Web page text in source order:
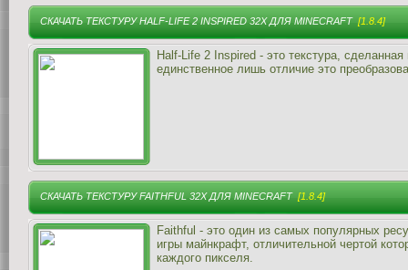
СКАЧАТЬ ТЕКСТУРУ HALF-LIFE 2 INSPIRED 32X ДЛЯ MINECRAFT [1.8.4]
Half-Life 2 Inspired - это текстура,
единственное лишь отличие это
СКАЧАТЬ ТЕКСТУРУ FAITHFUL 32X ДЛЯ MINECRAFT [1.8.4]
Faithful - это один из самых популярных
игры майнкрафт, отличительной чертой
каждого пикселя.